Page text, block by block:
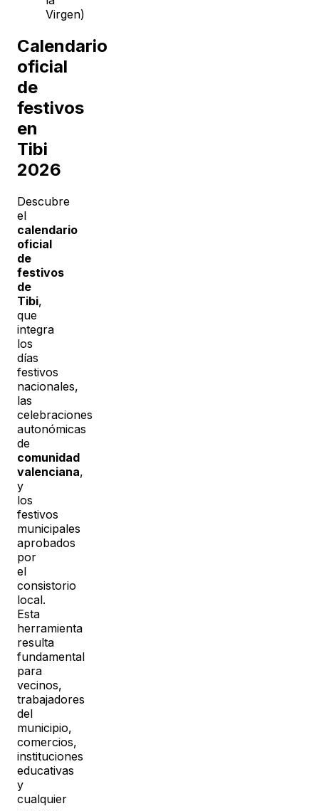
Virgen)
Calendario
oficial
de
festivos
en
Tibi
2026
Descubre
el
calendario
oficial
de
festivos
de
Tibi,
que
integra
los
días
festivos
nacionales,
las
celebraciones
autonómicas
de
comunidad
valenciana,
y
los
festivos
municipales
aprobados
por
el
consistorio
local.
Esta
herramienta
resulta
fundamental
para
vecinos,
trabajadores
del
municipio,
comercios,
instituciones
educativas
y
cualquier